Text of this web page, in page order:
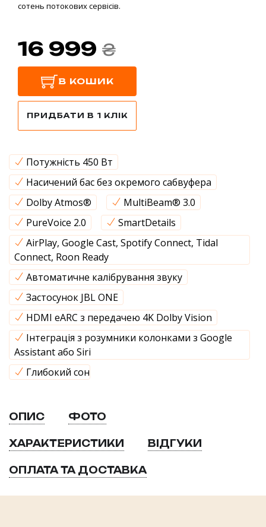
сотень потокових сервісів.
16 999 ₴
В КОШИК
ПРИДБАТИ В 1 КЛІК
Потужність 450 Вт
Насичений бас без окремого сабвуфера
Dolby Atmos®
MultiBeam® 3.0
PureVoice 2.0
SmartDetails
AirPlay, Google Cast, Spotify Connect, Tidal
Connect, Roon Ready
Автоматичне калібрування звуку
Застосунок JBL ONE
HDMI eARC з передачею 4K Dolby Vision
Інтеграція з розумники колонками з Google
Assistant або Siri
Глибокий сон
ОПИС ФОТО
ХАРАКТЕРИСТИКИ ВІДГУКИ
ОПЛАТА ТА ДОСТАВКА